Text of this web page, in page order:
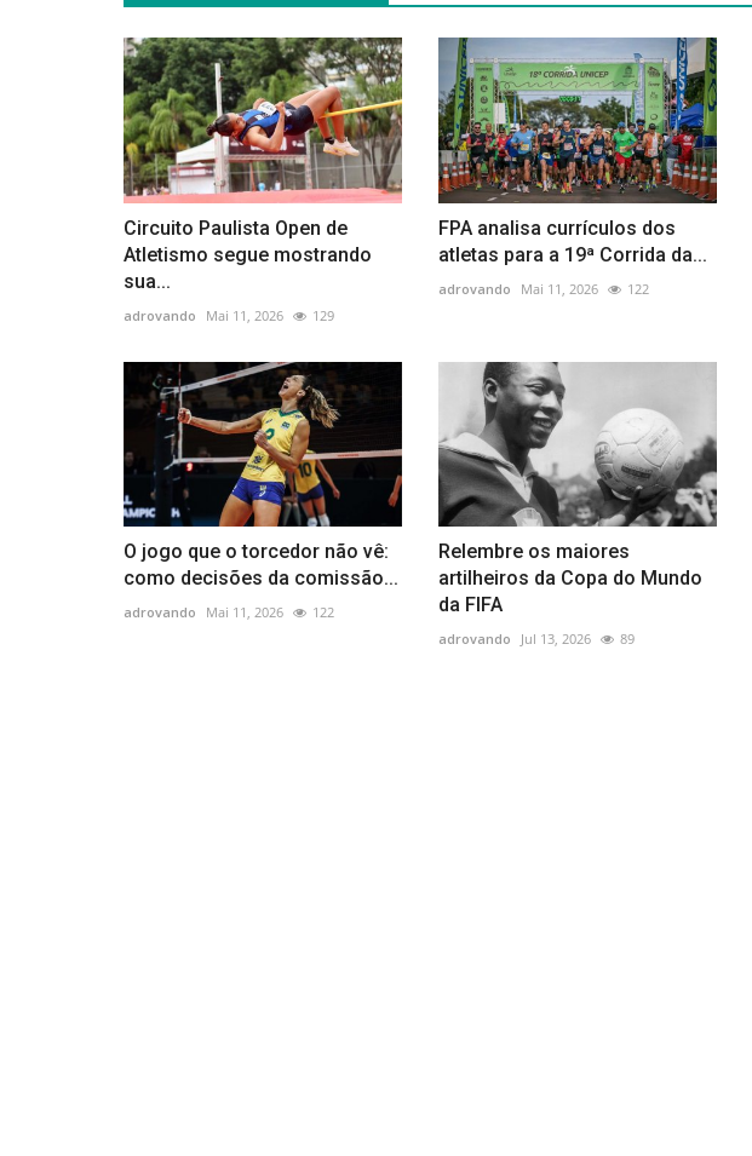
Circuito Paulista Open de
Atletismo segue mostrando
sua...
adrovando Mai 11, 2026 129
FPA analisa currículos dos
atletas para a 19ª Corrida da...
adrovando Mai 11, 2026 122
O jogo que o torcedor não vê:
como decisões da comissão...
adrovando Mai 11, 2026 122
Relembre os maiores
artilheiros da Copa do Mundo
da FIFA
adrovando Jul 13, 2026 89